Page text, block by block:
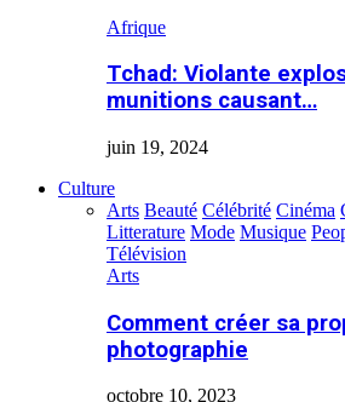
Afrique
Tchad: Violante
munitions causant…
juin 19, 2024
Culture
Arts Beauté Célébrité Cinéma
Litterature Mode Musique
Télévision
Arts
Comment créer sa
photographie
octobre 10, 2023